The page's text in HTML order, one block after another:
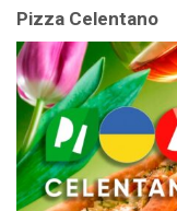
Pizza Celentano